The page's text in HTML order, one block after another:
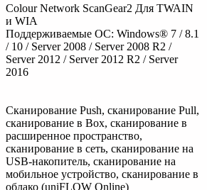
Colour Network ScanGear2 Для TWAIN
и WIA
Поддерживаемые ОС: Windows® 7 / 8.1
/ 10 / Server 2008 / Server 2008 R2 /
Server 2012 / Server 2012 R2 / Server
2016
Сканирование Push, сканирование Pull,
сканирование в Box, сканирование в
расширенное пространство,
сканирование в сеть, сканирование на
USB-накопитель, сканирование на
мобильное устройство, сканирование в
облако (uniFLOW Online)